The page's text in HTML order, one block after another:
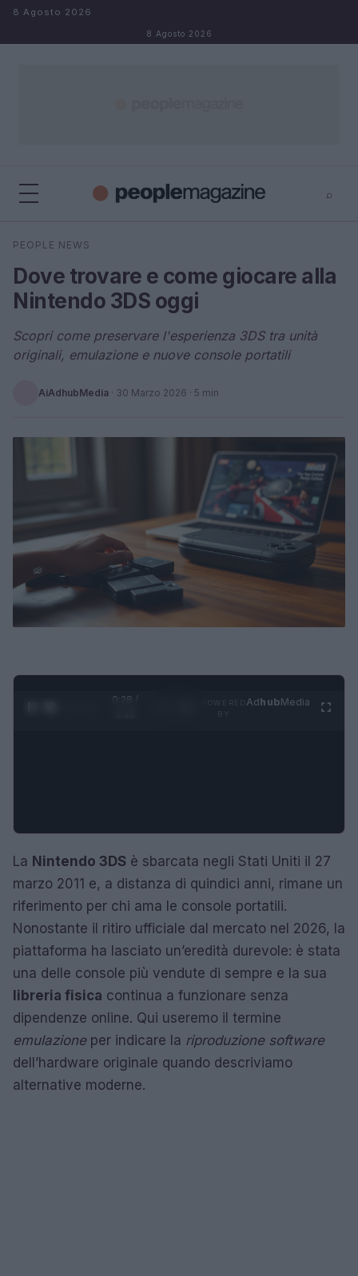
Salta al contenuto
8 Agosto 2026
8 Agosto 2026
⌕
Cerca
PEOPLE NEWS
Dove trovare e come giocare alla
Nintendo 3DS oggi
Scopri come preservare l'esperienza 3DS tra unità
originali, emulazione e nuove console portatili
AiAdhubMedia · 30 Marzo 2026 · 5 min
0:29 /
AdhubMedia
La Nintendo 3DS è sbarcata negli Stati Uniti il 27
marzo 2011 e, a distanza di quindici anni, rimane un
riferimento per chi ama le console portatili.
Nonostante il ritiro ufficiale dal mercato nel 2026, la
piattaforma ha lasciato un’eredità durevole: è stata
una delle console più vendute di sempre e la sua
libreria fisica continua a funzionare senza
dipendenze online. Qui useremo il termine
emulazioneper indicare la riproduzione software
dell’hardware originale quando descriviamo
alternative moderne.